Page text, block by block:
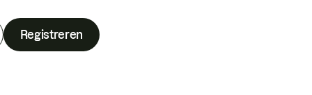
Registreren